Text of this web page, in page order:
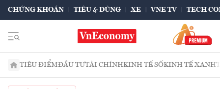
CHỨNG KHOÁN TIÊU & DÙNG XE VNE TV TECH
TIÊU ĐIỂMĐẦU TƯTÀI CHÍNHKINH TẾ SỐKINH TẾ XANH